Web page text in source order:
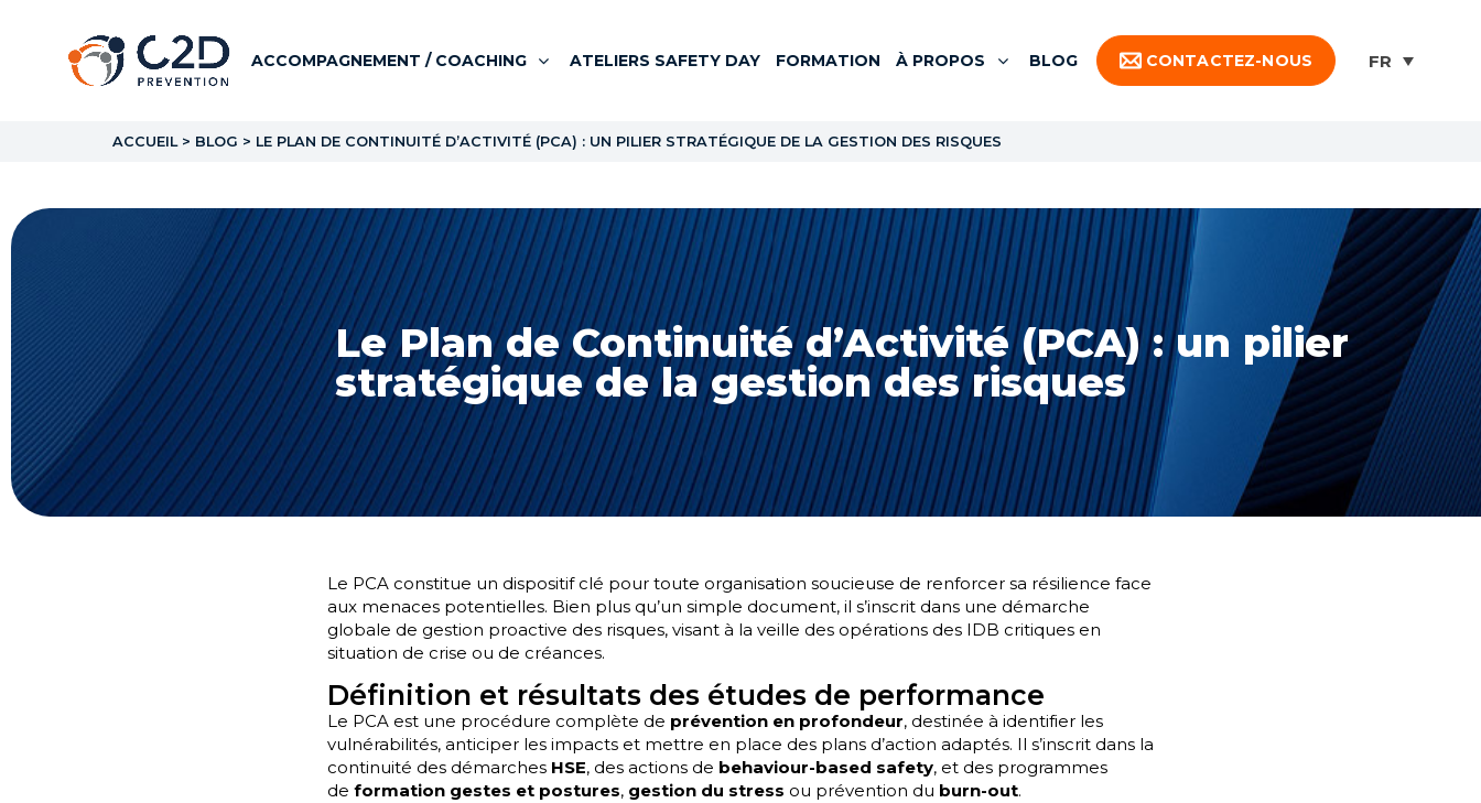
ACCOMPAGNEMENT / COACHING ATELIERS SAFETY DAY FORMATION À PROPOS BLOG CONTACTEZ-NOUS
ACCUEIL> BLOG > LE PLAN DE CONTINUITÉ D’ACTIVITÉ (PCA) : UN PILIER STRATÉGIQUE DE LA GESTION DES RISQUES
Le Plan de Continuité d’Activité (PCA) : un pilier
stratégique de la gestion des risques
Le PCA constitue un dispositif clé pour toute organisation soucieuse de renforcer sa résilience face
aux menaces potentielles. Bien plus qu’un simple document, il s’inscrit dans une démarche
globale de gestion proactive des risques, visant à la veille des opérations des IDB critiques en
situation de crise ou de créances.
Définition et résultats des études de performance
Le PCA est une procédure complète de prévention en profondeur, destinée à identifier les
vulnérabilités, anticiper les impacts et mettre en place des plans d’action adaptés. Il s’inscrit dans la
continuité des démarches HSE, des actions de behaviour-based safety, et des programmes
de formation gestes et postures, gestion du stress ou prévention du burn-out.